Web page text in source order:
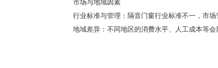
市场与地域因素
行业标准与管理：隔音门窗行业标准不一，市场
地域差异：不同地区的消费水平、人工成本等会